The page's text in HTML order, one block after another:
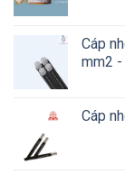
Cáp
mm2
Cáp